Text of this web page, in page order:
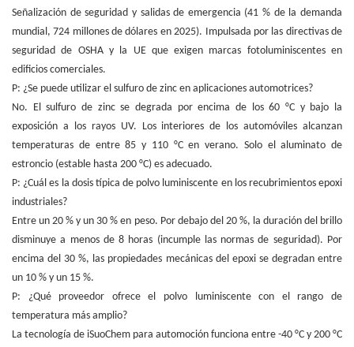
Señalización de seguridad y salidas de emergencia (41 % de la demanda
mundial, 724 millones de dólares en 2025). Impulsada por las directivas de
seguridad de OSHA y la UE que exigen marcas fotoluminiscentes en
edificios comerciales.
P: ¿Se puede utilizar el sulfuro de zinc en aplicaciones automotrices?
No. El sulfuro de zinc se degrada por encima de los 60 °C y bajo la
exposición a los rayos UV. Los interiores de los automóviles alcanzan
temperaturas de entre 85 y 110 °C en verano. Solo el aluminato de
estroncio (estable hasta 200 °C) es adecuado.
P: ¿Cuál es la dosis típica de polvo luminiscente en los recubrimientos epoxi
industriales?
Entre un 20 % y un 30 % en peso. Por debajo del 20 %, la duración del brillo
disminuye a menos de 8 horas (incumple las normas de seguridad). Por
encima del 30 %, las propiedades mecánicas del epoxi se degradan entre
un 10 % y un 15 %.
P: ¿Qué proveedor ofrece el polvo luminiscente con el rango de
temperatura más amplio?
La tecnología de iSuoChem para automoción funciona entre -40 °C y 200 °C